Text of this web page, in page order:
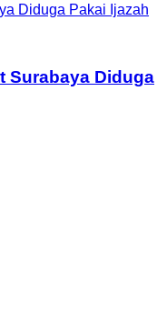
Diduga Pakai Ijazah
Surabaya Diduga